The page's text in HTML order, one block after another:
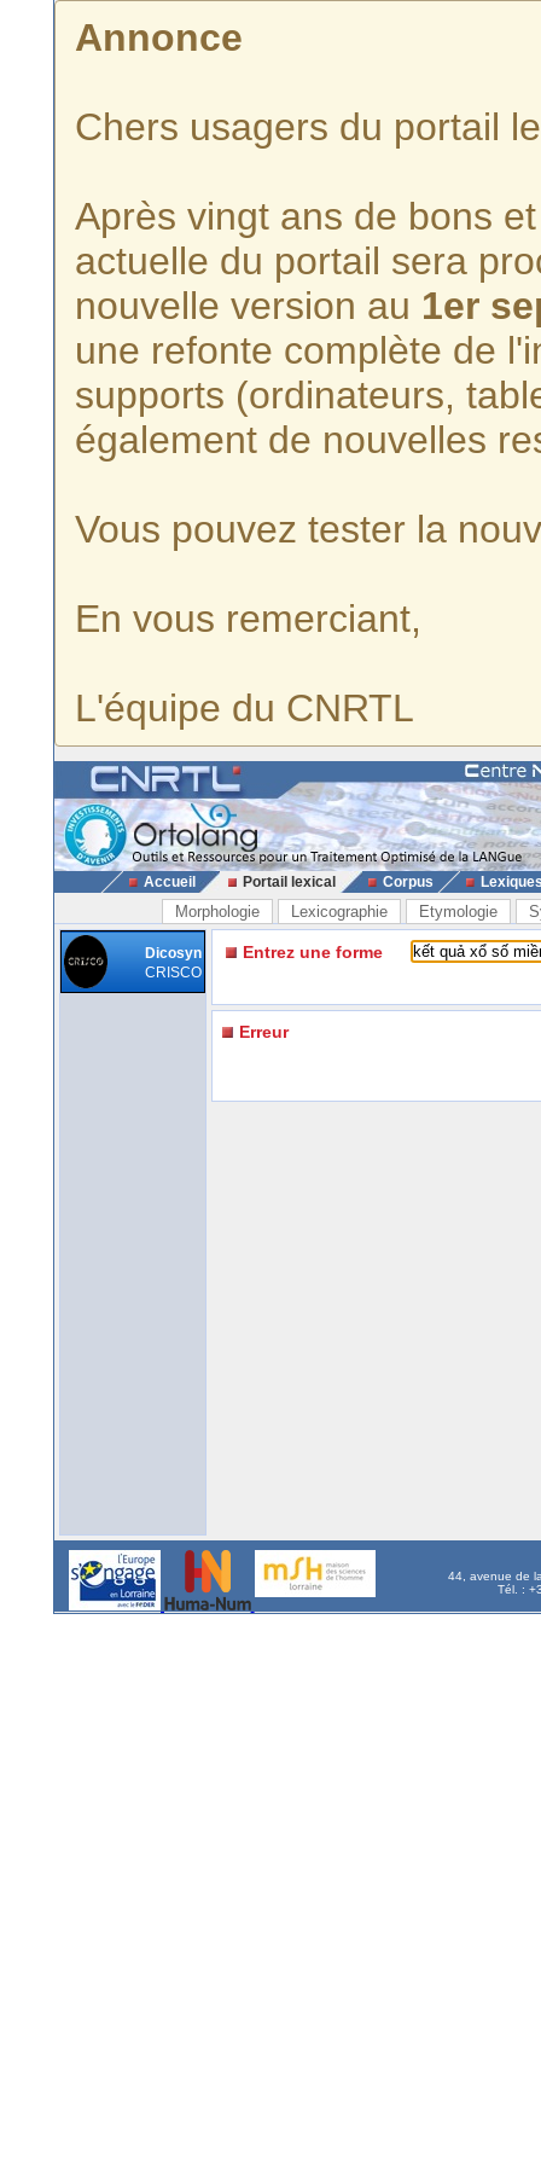
Annonce
Chers usagers du portail
Après vingt ans de bons
actuelle du portail sera
nouvelle version au 1er
une refonte complète de
supports (ordinateurs,
également de nouvelles
Vous pouvez tester la
En vous remerciant,
L'équipe du CNRTL
Accueil Portail lexical Corpus
Morphologie Lexicographie Etymologie
Dicosyn
CRISCO
Entrez une forme
Erreur
44, avenue de
Tél. :